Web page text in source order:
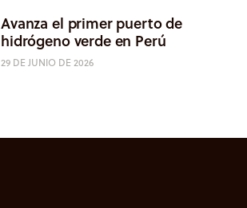
Avanza el primer puerto de
hidrógeno verde en Perú
29 DE JUNIO DE 2026